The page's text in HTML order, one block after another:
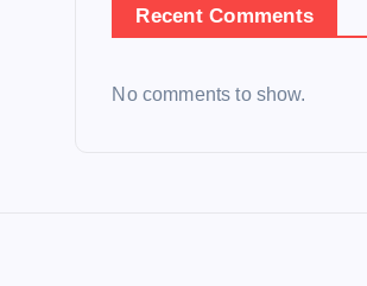
Recent Comments
No comments to show.